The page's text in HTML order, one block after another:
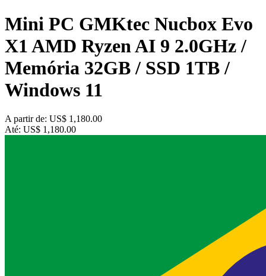
Mini PC GMKtec Nucbox Evo
X1 AMD Ryzen AI 9 2.0GHz /
Memória 32GB / SSD 1TB /
Windows 11
A partir de: US$ 1,180.00
Até: US$ 1,180.00